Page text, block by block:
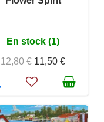
En stock (1)
12,80 € 11,50 €